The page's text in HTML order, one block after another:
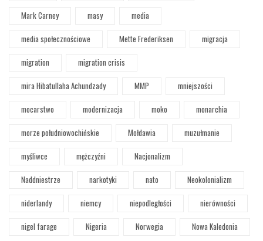
Mark Carney
masy
media
media społecznościowe
Mette Frederiksen
migracja
migration
migration crisis
mira Hibatullaha Achundzady
MMP
mniejszości
mocarstwo
modernizacja moko
monarchia
morze południowochińskie
Mołdawia
muzułmanie
myśliwce
mężczyźni
Nacjonalizm
Naddniestrze
narkotyki nato
Neokolonializm
niderlandy
niemcy niepodległości
nierówności
nigel farage
Nigeria Norwegia
Nowa Kaledonia